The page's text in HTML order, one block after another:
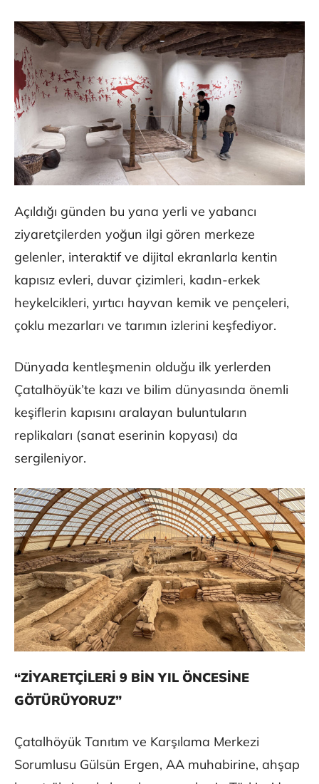
Açıldığı günden bu yana yerli ve yabancı
ziyaretçilerden yoğun ilgi gören merkeze
gelenler, interaktif ve dijital ekranlarla kentin
kapısız evleri, duvar çizimleri, kadın-erkek
heykelcikleri, yırtıcı hayvan kemik ve pençeleri,
çoklu mezarları ve tarımın izlerini keşfediyor.
Dünyada kentleşmenin olduğu ilk yerlerden
Çatalhöyük’te kazı ve bilim dünyasında önemli
keşiflerin kapısını aralayan buluntuların
replikaları (sanat eserinin kopyası) da
sergileniyor.
“ZİYARETÇİLERİ 9 BİN YIL ÖNCESİNE
GÖTÜRÜYORUZ”
Çatalhöyük Tanıtım ve Karşılama Merkezi
Sorumlusu Gülsün Ergen, AA muhabirine, ahşap